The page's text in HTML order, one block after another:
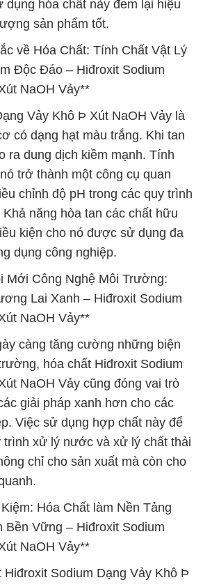
dụng hóa chất này đem lại hiệu
sản phẩm tốt.
về Hóa Chất: Tính Chất Vật Lý
Độc Đáo – Hiđroxit Sodium
NaOH Vảy**
Vảy Khô Þ Xút NaOH Vảy là
có dạng hạt màu trắng. Khi tan
ra dung dịch kiềm mạnh. Tính
trở thành một công cụ quan
chỉnh độ pH trong các quy trình
năng hòa tan các chất hữu
kiện cho nó được sử dụng đa
dụng công nghiệp.
Mới Công Nghệ Môi Trường:
Lai Xanh – Hiđroxit Sodium
NaOH Vảy**
càng tăng cường những biện
hóa chất Hiđroxit Sodium
NaOH Vảy cũng đóng vai trò
giải pháp xanh hơn cho các
Việc sử dụng hợp chất này để
trình xử lý nước và xử lý chất thải
chỉ cho sản xuất mà còn cho
Hóa Chất làm Nền Tảng
Bền Vững – Hiđroxit Sodium
NaOH Vảy**
Hiđroxit Sodium Dạng Vảy Khô Þ